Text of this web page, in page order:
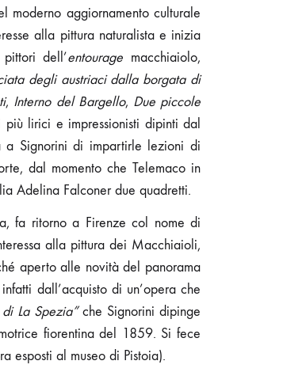
moderno aggiornamento culturale
alla pittura naturalista e inizia
dell’entourage macchiaiolo,
degli austriaci dalla borgata di
, Interno del Bargello, Due piccole
lirici e impressionisti dipinti dal
a Signorini di impartirle lezioni di
dal momento che Telemaco in
Adelina Falconer due quadretti.
fa ritorno a Firenze col nome di
alla pittura dei Macchiaioli,
aperto alle novità del panorama
dall’acquisto di un’opera che
La Spezia”che Signorini dipinge
fiorentina del 1859. Si fece
esposti al museo di Pistoia).